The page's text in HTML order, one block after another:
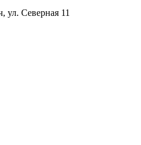
ул. Северная 11